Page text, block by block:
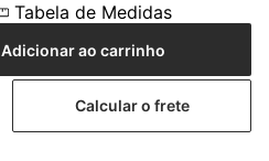
Tabela de Medidas
Adicionar ao carrinho
Calcular o frete